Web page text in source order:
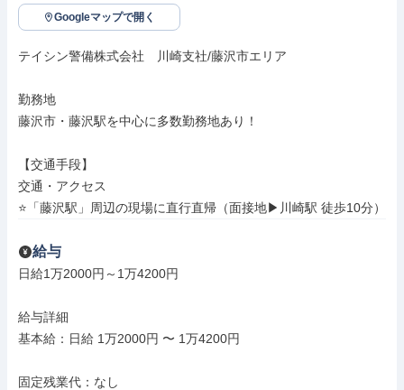
Googleマップで開く
テイシン警備株式会社　川崎支社/藤沢市エリア
勤務地
藤沢市・藤沢駅を中心に多数勤務地あり！
【交通手段】
交通・アクセス
⭐「藤沢駅」周辺の現場に直行直帰（面接地▶川崎駅 徒歩10分）
給与
日給1万2000円～1万4200円
給与詳細
基本給：日給 1万2000円 〜 1万4200円
固定残業代：なし